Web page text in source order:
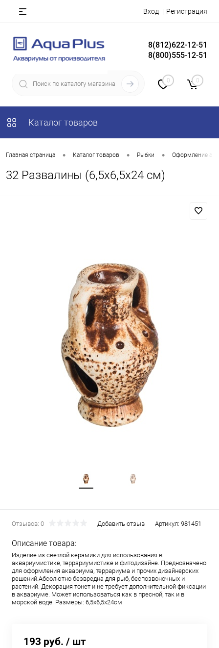
Вход Регистрация
8(812)622-12-51
8(800)555-12-51
0 0
Каталог товаров
Главная страница • Каталог товаров • Рыбки • Оформление
32 Развалины (6,5х6,5х24 см)
Отзывов: 0 Добавить отзыв Артикул: 981451
Описание товара:
Изделие из светлой керамики для использования в
аквариумистике, террариумистике и фитодизайне. Преднозначено
для оформления аквариума, террариума и прочих дизайнерских
решений.Абсолютно безвредна для рыб, беспозвоночных и
растений. Декорация тонет и не требует дополнительной фиксации
в аквариуме. Может использоваться как в пресной, так и в
морской воде. Размеры: 6,5х6,5х24см
193 руб. / шт